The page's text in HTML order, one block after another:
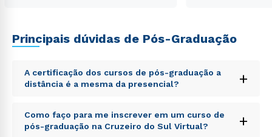
Principais dúvidas de Pós-Graduação
A certificação dos cursos de pós-graduação a
distância é a mesma da presencial?
+
Sed ut perspiciatis unde omnis iste natus error sit
voluptatem accusantium doloremque laudantium,
totam rem aperiam, eaque ipsa quae ab illo inventore
Como faço para me inscrever em um curso de
pós-graduação na Cruzeiro do Sul Virtual?
+
WhatsApp